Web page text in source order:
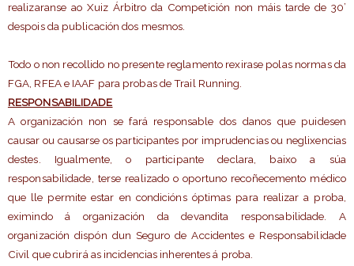
realizaranse ao Xuiz Árbitro da Competición non máis tarde de 30’
despois da publicación dos mesmos.
Todo o non recollido no presente reglamento rexirase polas normas da
FGA, RFEA e IAAF para probas de Trail Running.
RESPONSABILIDADE
A organización non se fará responsable dos danos que puidesen
causar ou causarse os participantes por imprudencias ou neglixencias
destes. Igualmente, o participante declara, baixo a súa
responsabilidade, terse realizado o oportuno recoñecemento médico
que lle permite estar en condicións óptimas para realizar a proba,
eximindo á organización da devandita responsabilidade. A
organización dispón dun Seguro de Accidentes e Responsabilidade
Civil que cubrirá as incidencias inherentes á proba.